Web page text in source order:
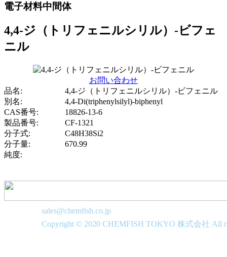
電子材料中間体
4,4-ジ（トリフェニルシリル）-ビフェ
ニル
お問い合わせ
品名:
4,4-ジ（トリフェニルシリル）-ビフェニル
別名:
4,4-Di(triphenylsilyl)-biphenyl
CAS番号:
18826-13-6
製品番号:
CF-1321
分子式:
C48H38Si2
分子量:
670.99
純度:
sales@chemfish.co.jp
Copyright © 2020 CHEMFISH TOKYO 株式会社 All